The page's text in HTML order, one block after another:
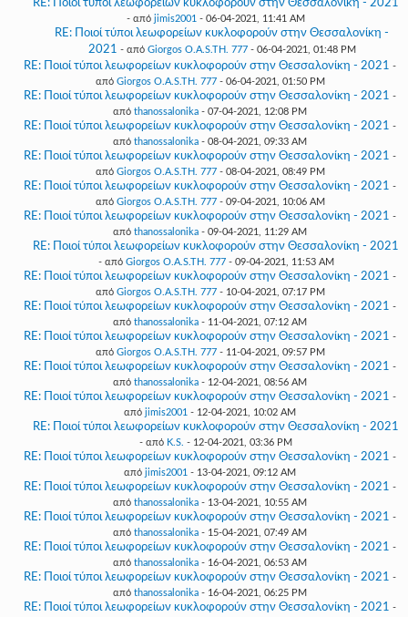
RE: Ποιοί τύποι λεωφορείων κυκλοφορούν στην Θεσσαλονίκη - 2021
- από jimis2001 - 06-04-2021, 11:41 AM
RE: Ποιοί τύποι λεωφορείων κυκλοφορούν στην Θεσσαλονίκη -
2021 - από Giorgos O.A.S.TH. 777- 06-04-2021, 01:48 PM
RE: Ποιοί τύποι λεωφορείων κυκλοφορούν στην Θεσσαλονίκη - 2021 -
από Giorgos O.A.S.TH. 777- 06-04-2021, 01:50 PM
RE: Ποιοί τύποι λεωφορείων κυκλοφορούν στην Θεσσαλονίκη - 2021 -
από thanossalonika - 07-04-2021, 12:08 PM
RE: Ποιοί τύποι λεωφορείων κυκλοφορούν στην Θεσσαλονίκη - 2021 -
από thanossalonika - 08-04-2021, 09:33 AM
RE: Ποιοί τύποι λεωφορείων κυκλοφορούν στην Θεσσαλονίκη - 2021 -
από Giorgos O.A.S.TH. 777- 08-04-2021, 08:49 PM
RE: Ποιοί τύποι λεωφορείων κυκλοφορούν στην Θεσσαλονίκη - 2021 -
από Giorgos O.A.S.TH. 777- 09-04-2021, 10:06 AM
RE: Ποιοί τύποι λεωφορείων κυκλοφορούν στην Θεσσαλονίκη - 2021 -
από thanossalonika - 09-04-2021, 11:29 AM
RE: Ποιοί τύποι λεωφορείων κυκλοφορούν στην Θεσσαλονίκη - 2021
- από Giorgos O.A.S.TH. 777- 09-04-2021, 11:53 AM
RE: Ποιοί τύποι λεωφορείων κυκλοφορούν στην Θεσσαλονίκη - 2021 -
από Giorgos O.A.S.TH. 777- 10-04-2021, 07:17 PM
RE: Ποιοί τύποι λεωφορείων κυκλοφορούν στην Θεσσαλονίκη - 2021 -
από thanossalonika - 11-04-2021, 07:12 AM
RE: Ποιοί τύποι λεωφορείων κυκλοφορούν στην Θεσσαλονίκη - 2021 -
από Giorgos O.A.S.TH. 777- 11-04-2021, 09:57 PM
RE: Ποιοί τύποι λεωφορείων κυκλοφορούν στην Θεσσαλονίκη - 2021 -
από thanossalonika - 12-04-2021, 08:56 AM
RE: Ποιοί τύποι λεωφορείων κυκλοφορούν στην Θεσσαλονίκη - 2021 -
από jimis2001 - 12-04-2021, 10:02 AM
RE: Ποιοί τύποι λεωφορείων κυκλοφορούν στην Θεσσαλονίκη - 2021
- από K.S. - 12-04-2021, 03:36 PM
RE: Ποιοί τύποι λεωφορείων κυκλοφορούν στην Θεσσαλονίκη - 2021 -
από jimis2001 - 13-04-2021, 09:12 AM
RE: Ποιοί τύποι λεωφορείων κυκλοφορούν στην Θεσσαλονίκη - 2021 -
από thanossalonika - 13-04-2021, 10:55 AM
RE: Ποιοί τύποι λεωφορείων κυκλοφορούν στην Θεσσαλονίκη - 2021 -
από thanossalonika - 15-04-2021, 07:49 AM
RE: Ποιοί τύποι λεωφορείων κυκλοφορούν στην Θεσσαλονίκη - 2021 -
από thanossalonika - 16-04-2021, 06:53 AM
RE: Ποιοί τύποι λεωφορείων κυκλοφορούν στην Θεσσαλονίκη - 2021 -
από thanossalonika - 16-04-2021, 06:25 PM
RE: Ποιοί τύποι λεωφορείων κυκλοφορούν στην Θεσσαλονίκη - 2021 -